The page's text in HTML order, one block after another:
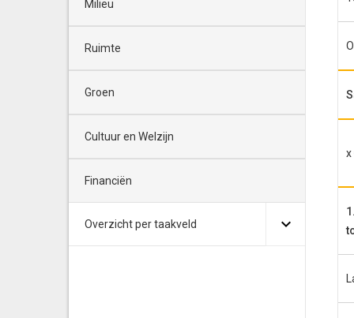
x
Milieu
Ruimte
Groen
Cultuur en Welzijn
Financiën
Overzicht per taakveld